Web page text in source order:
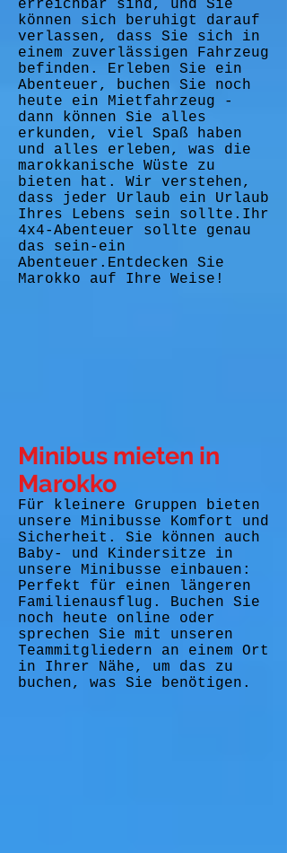
erreichbar sind, und Sie
können sich beruhigt darauf
verlassen, dass Sie sich in
einem zuverlässigen Fahrzeug
befinden. Erleben Sie ein
Abenteuer, buchen Sie noch
heute ein Mietfahrzeug -
dann können Sie alles
erkunden, viel Spaß haben
und alles erleben, was die
marokkanische Wüste zu
bieten hat. Wir verstehen,
dass jeder Urlaub ein Urlaub
Ihres Lebens sein sollte.Ihr
4x4-Abenteuer sollte genau
das sein-ein
Abenteuer.Entdecken Sie
Marokko auf Ihre Weise!
Minibus mieten in
Marokko
Für kleinere Gruppen bieten
unsere Minibusse Komfort und
Sicherheit. Sie können auch
Baby- und Kindersitze in
unsere Minibusse einbauen:
Perfekt für einen längeren
Familienausflug. Buchen Sie
noch heute online oder
sprechen Sie mit unseren
Teammitgliedern an einem Ort
in Ihrer Nähe, um das zu
buchen, was Sie benötigen.